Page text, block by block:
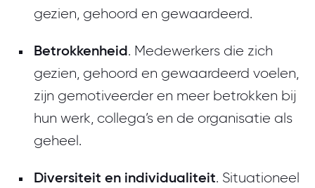
gezien, gehoord en gewaardeerd.
Betrokkenheid. Medewerkers die zich
gezien, gehoord en gewaardeerd voelen,
zijn gemotiveerder en meer betrokken bij
hun werk, collega’s en de organisatie als
geheel.
Diversiteit en individualiteit. Situationeel